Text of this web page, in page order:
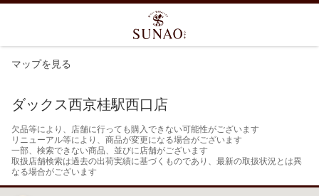
マップを見る
ダックス西京桂駅西口店
欠品等により、店舗に行っても購入できない可能性がございます
リニューアル等により、商品が変更になる場合がございます
一部、検索できない商品、並びに店舗がございます
取扱店舗検索は過去の出荷実績に基づくものであり、最新の取扱状況とは異
なる場合がございます